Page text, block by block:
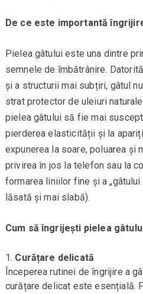
De ce este importantă
Pielea gâtului este una dintre
semnele de îmbătrânire.
și a structurii mai subțiri, gâtul
strat protector de uleiuri
pielea gâtului să fie mai
pierderea elasticității și la
expunerea la soare, poluarea și
privirea în jos la telefon sau la
formarea liniilor fine și a „gâtului
lăsată și mai slabă).
Cum să îngrijești pielea
Curățare delicată
Începerea rutinei de îngrijire a
curățare delicat este esențială.